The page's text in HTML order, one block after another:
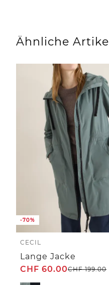
Ähnliche Artikel
-70%
CECIL
Lange Jacke
CHF 60.00CHF199.00